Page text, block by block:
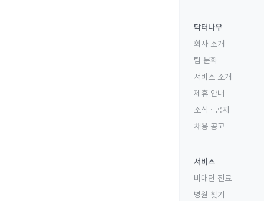
닥터나우
회사 소개
팀 문화
서비스 소개
제휴 안내
소식 · 공지
채용 공고
서비스
비대면 진료
병원 찾기